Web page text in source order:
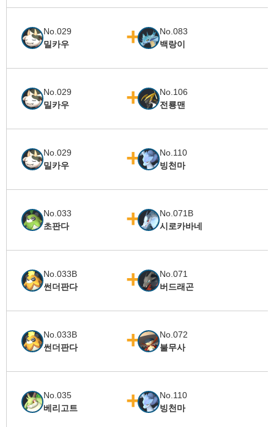
No.029
밀카우
No.083
백랑이
No.029
밀카우
No.106
전룡맨
No.029
밀카우
No.110
빙천마
No.033
초판다
No.071B
시로카바네
No.033B
썬더판다
No.071
버드래곤
No.033B
썬더판다
No.072
불무사
No.035
베리고트
No.110
빙천마